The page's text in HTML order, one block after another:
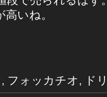
いね。
フォッカチオ, ド